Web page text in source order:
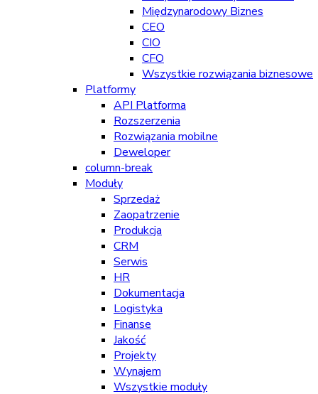
Międzynarodowy Biznes
CEO
CIO
CFO
Wszystkie rozwiązania biznesowe
Platformy
API Platforma
Rozszerzenia
Rozwiązania mobilne
Deweloper
column-break
Moduły
Sprzedaż
Zaopatrzenie
Produkcja
CRM
Serwis
HR
Dokumentacja
Logistyka
Finanse
Jakość
Projekty
Wynajem
Wszystkie moduły